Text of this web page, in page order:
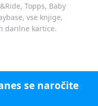
Topps, Baby
vse knjige,
darilne kartice.
se naročite